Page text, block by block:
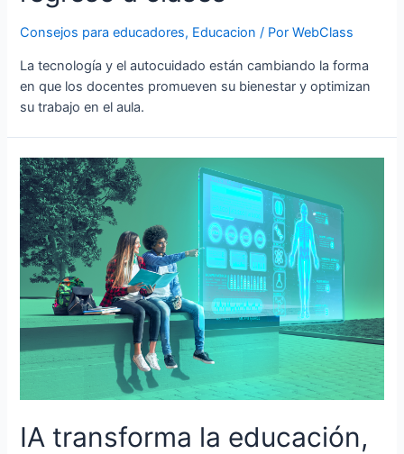
Consejos para educadores, Educacion / PorWebClass
La tecnología y el autocuidado están cambiando la forma
en que los docentes promueven su bienestar y optimizan
su trabajo en el aula.
IA transforma la educación,